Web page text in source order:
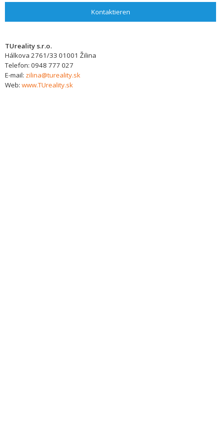
Kontaktieren
TUreality s.r.o.
Hálkova 2761/33 01001 Žilina
Telefon: 0948 777 027
E-mail: zilina@tureality.sk
Web: www.TUreality.sk